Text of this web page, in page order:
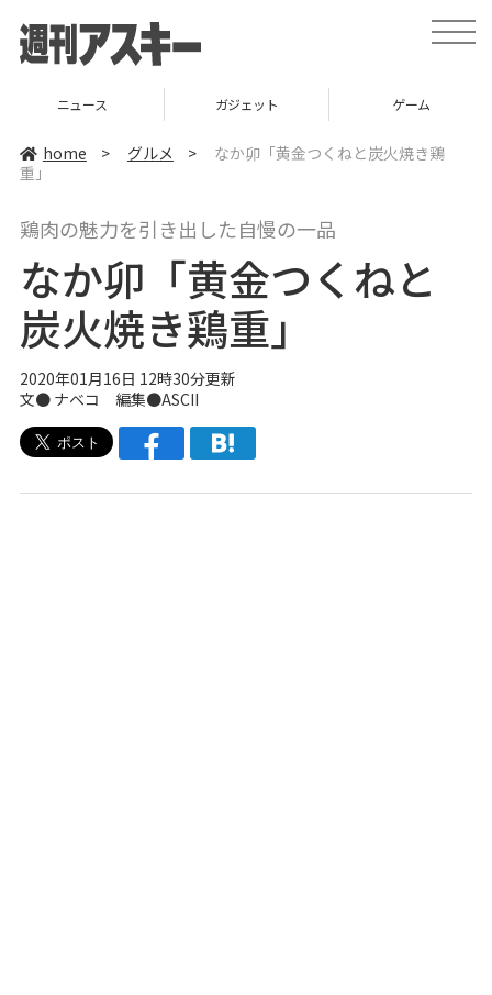
t
o
ニュース ガジェット ゲーム
home > グルメ >
なか卯「黄金つくねと炭火焼き鶏
重」
鶏肉の魅力を引き出した自慢の一品
なか卯「黄金つくねと
炭火焼き鶏重」
2020年01月16日 12時30分更新
文● ナベコ 編集●ASCII